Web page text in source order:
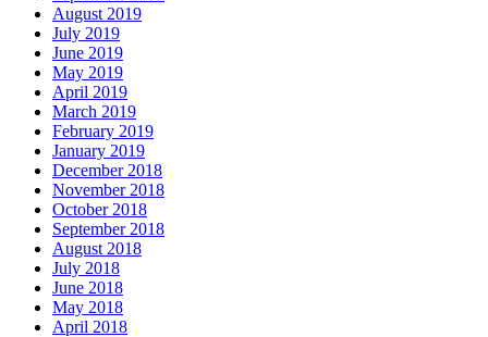
August 2019
July 2019
June 2019
May 2019
April 2019
March 2019
February 2019
January 2019
December 2018
November 2018
October 2018
September 2018
August 2018
July 2018
June 2018
May 2018
April 2018